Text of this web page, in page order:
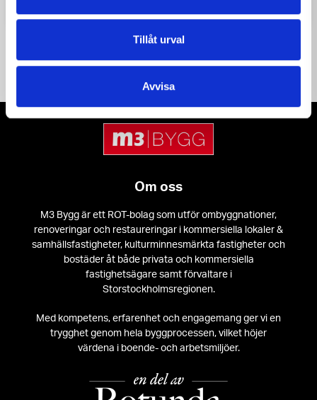
Tillåt urval
Avvisa
Om oss
M3 Bygg är ett ROT-bolag som utför ombyggnationer,
renoveringar och restaureringar i kommersiella lokaler &
samhällsfastigheter, kulturminnesmärkta fastigheter och
bostäder åt både privata och kommersiella
fastighetsägare samt förvaltare i
Storstockholmsregionen.
Med kompetens, erfarenhet och engagemang ger vi en
trygghet genom hela byggprocessen, vilket höjer
värdena i boende- och arbetsmiljöer.